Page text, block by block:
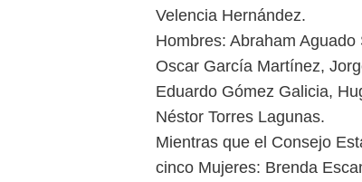
Velencia Hernández.
Hombres: Abraham
Oscar García Martínez,
Eduardo Gómez Galicia,
Néstor Torres Lagunas.
Mientras que el Consejo
cinco Mujeres: Brenda